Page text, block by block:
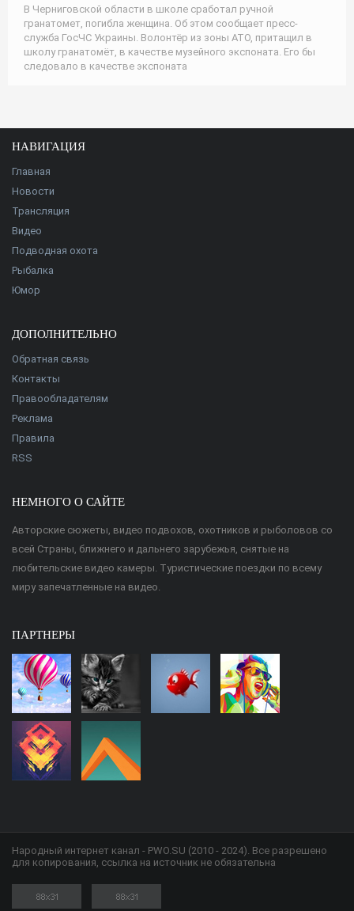
В Черниговской области в школе сработал ручной
гранатомет, погибла женщина. Об этом сообщает пресс-
служба ГосЧС Украины. Волонтёр из зоны АТО, притащил в
школу гранатомёт, в качестве музейного экспоната. Его бы
следовало в качестве экспоната
НАВИГАЦИЯ
Главная
Новости
Трансляция
Видео
Подводная охота
Рыбалка
Юмор
ДОПОЛНИТЕЛЬНО
Обратная связь
Контакты
Правообладателям
Реклама
Правила
RSS
НЕМНОГО О САЙТЕ
Авторские сюжеты, видео подвохов, охотников и рыболовов со
всей Страны, ближнего и дальнего зарубежья, снятые на
любительские видео камеры. Туристические поездки по всему
миру запечатленные на видео.
ПАРТНЕРЫ
Народный интернет канал - PWO.SU (2010 - 2024). Все разрешено
для копирования, ссылка на источник не обязательна